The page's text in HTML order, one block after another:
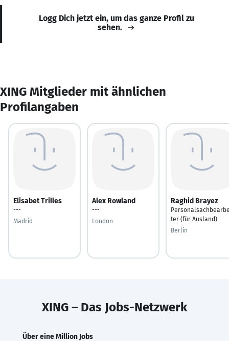
Logg Dich jetzt ein, um das ganze Profil zu
sehen.
XING Mitglieder mit ähnlichen
Profilangaben
Elisabet Trilles
---
Madrid
Alex Rowland
---
London
Raghid Brayez
ter (für Ausland)
Berlin
XING – Das Jobs-Netzwerk
Über eine Million Jobs